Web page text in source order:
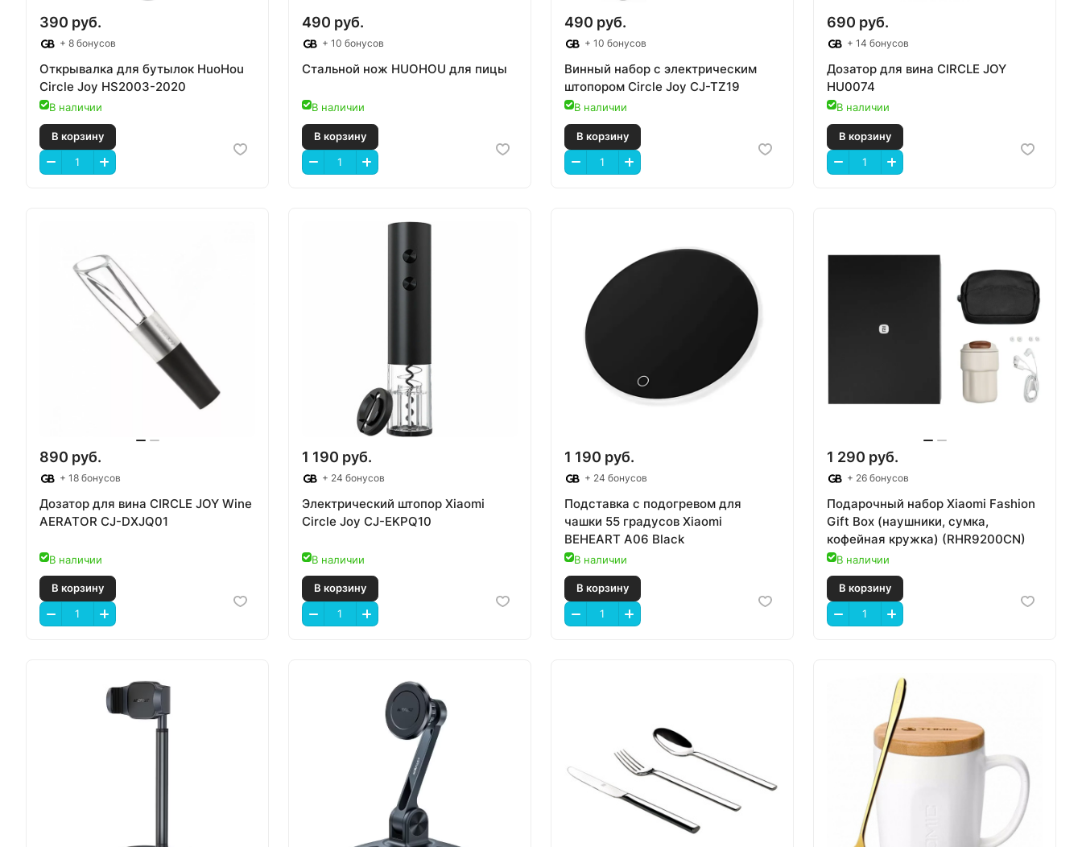
390 руб.
+ 8 бонусов
Открывалка для бутылок HuoHou
Circle Joy HS2003-2020
В наличии
490 руб.
+ 10 бонусов
Стальной нож HUOHOU для пицы
В наличии
490 руб.
+ 10 бонусов
Винный набор с электрическим
штопором Circle Joy CJ-TZ19
В наличии
690 руб.
+ 14 бонусов
Дозатор для вина CIRCLE JOY
HU0074
В наличии
890 руб.
+ 18 бонусов
Дозатор для вина CIRCLE JOY Wine
AERATOR CJ-DXJQ01
В наличии
В корзину
1 190 руб.
+ 24 бонусов
Электрический штопор Xiaomi
Circle Joy CJ-EKPQ10
В наличии
В корзину
1 190 руб.
+ 24 бонусов
Подставка с подогревом для
чашки 55 градусов Xiaomi
BEHEART A06 Black
В наличии
1 290 руб.
+ 26 бонусов
Подарочный набор Xiaomi Fashion
Gift Box (наушники, сумка,
кофейная кружка) (RHR9200CN)
В наличии